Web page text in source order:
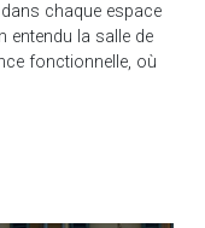
chaque espace
entendu la salle de
fonctionnelle, où